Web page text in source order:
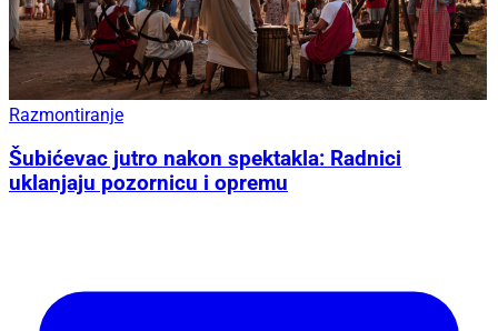
Razmontiranje
Šubićevac jutro nakon spektakla: Radnici
uklanjaju pozornicu i opremu